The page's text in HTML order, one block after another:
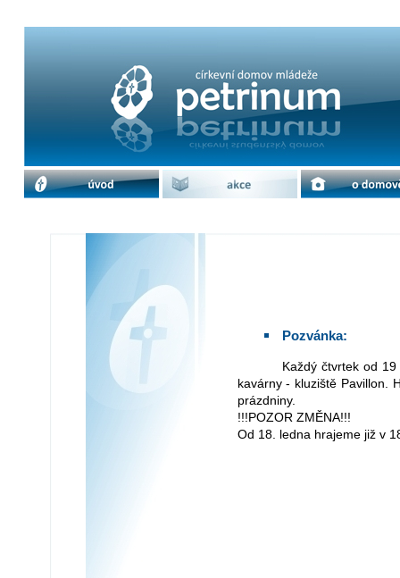
hokej | cdm Petrinum
Pozvánka:
Každý čtvrtek od 19 do 20hod. hráváme lední hokej u Zemanovy
kavárny - kluziště Pavillon.
prázdniny.
!!!POZOR ZMĚNA!!!
Od 18. ledna hrajeme již v
úvod akce o domově